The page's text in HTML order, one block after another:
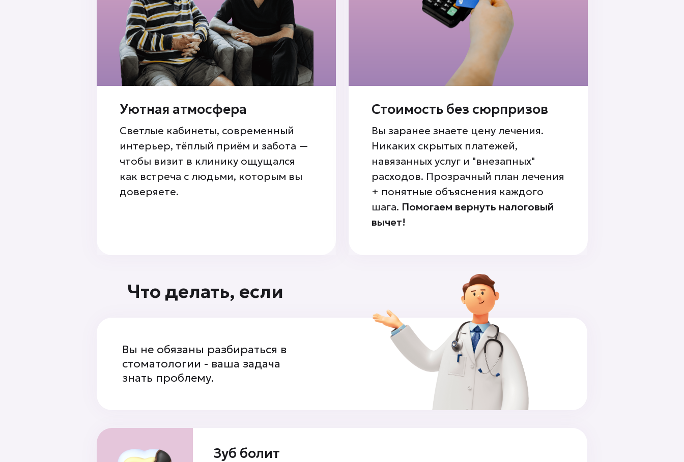
Уютная атмосфера
Светлые кабинеты, современный
интерьер, тёплый приём и забота —
чтобы визит в клинику ощущался
как встреча с людьми, которым вы
доверяете.
Стоимость без сюрпризов
Вы заранее знаете цену лечения.
Никаких скрытых платежей,
навязанных услуг и "внезапных"
расходов. Прозрачный план лечения
+ понятные объяснения каждого
шага. Помогаем вернуть налоговый
вычет!
Что делать, если
Вы не обязаны разбираться в
стоматологии - ваша задача
знать проблему.
Зуб болит